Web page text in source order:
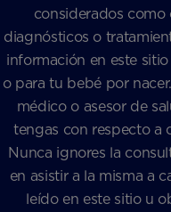
considerados como
diagnósticos o
información en este
o para tu bebé por
médico o asesor de
tengas con respecto a
Nunca ignores la
en asistir a la misma a
leído en este sitio u